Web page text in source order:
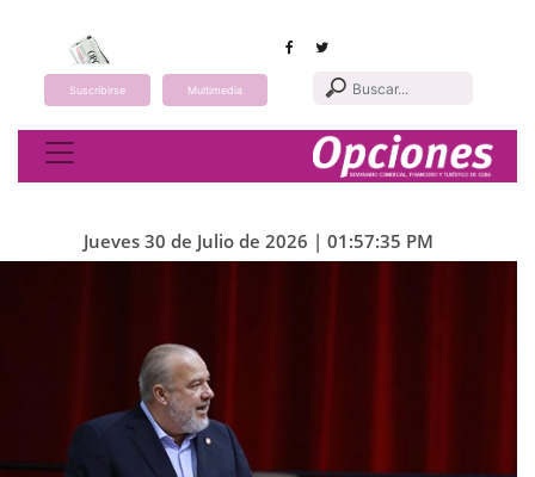
Suscribirse Multimedia
Toggle navigation
Jueves 30 de Julio de 2026 | 01:57:35 PM